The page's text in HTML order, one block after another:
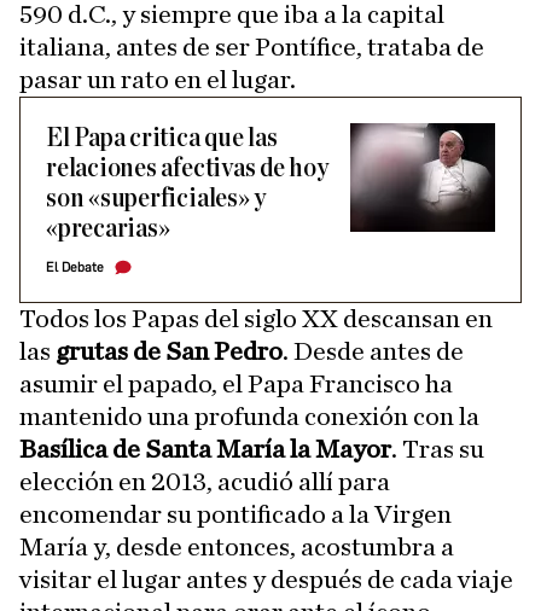
590 d.C., y siempre que iba a la capital
italiana, antes de ser Pontífice, trataba de
pasar un rato en el lugar.
El Papa critica que las
relaciones afectivas de hoy
son «superficiales» y
«precarias»
El Debate
Todos los Papas del siglo XX descansan en
las grutas de San Pedro. Desde antes de
asumir el papado, el Papa Francisco ha
mantenido una profunda conexión con la
Basílica de Santa María la Mayor. Tras su
elección en 2013, acudió allí para
encomendar su pontificado a la Virgen
María y, desde entonces, acostumbra a
visitar el lugar antes y después de cada viaje